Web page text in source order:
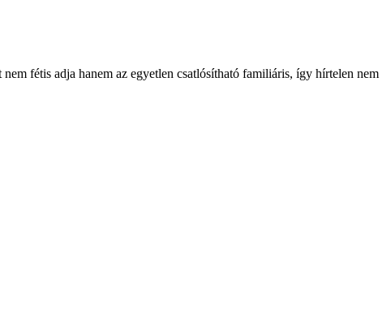
fétis adja hanem az egyetlen csatlósítható familiáris, így hírtelen nem